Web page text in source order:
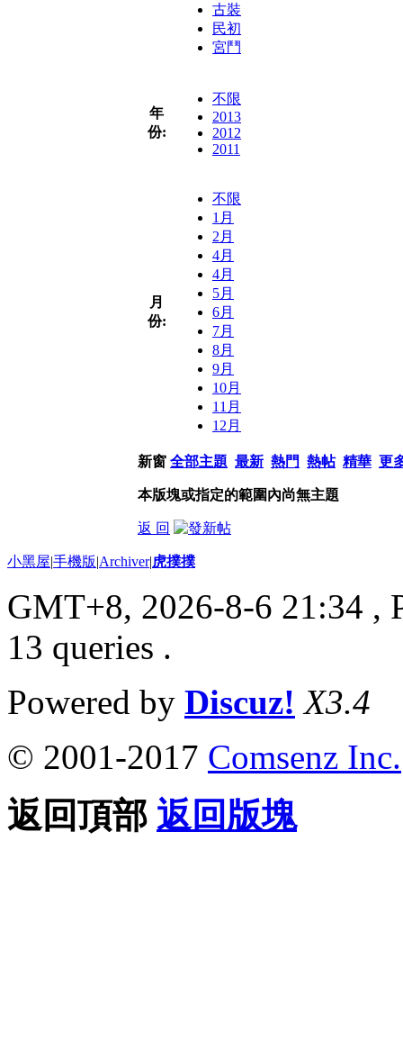
古裝
民初
宮鬥
年
份:
不限
2013
2012
2011
月
份:
不限
1月
2月
4月
4月
5月
6月
7月
8月
9月
10月
11月
12月
新窗 全部主題 最新 熱門 熱帖 精華 更
本版塊或指定的範圍內尚無主題
返 回
小黑屋|手機版|Archiver|虎撲撲
GMT+8, 2026-8-6 21:34 ,
13 queries .
Powered by Discuz! X3.4
© 2001-2017 Comsenz Inc.
返回頂部 返回版塊